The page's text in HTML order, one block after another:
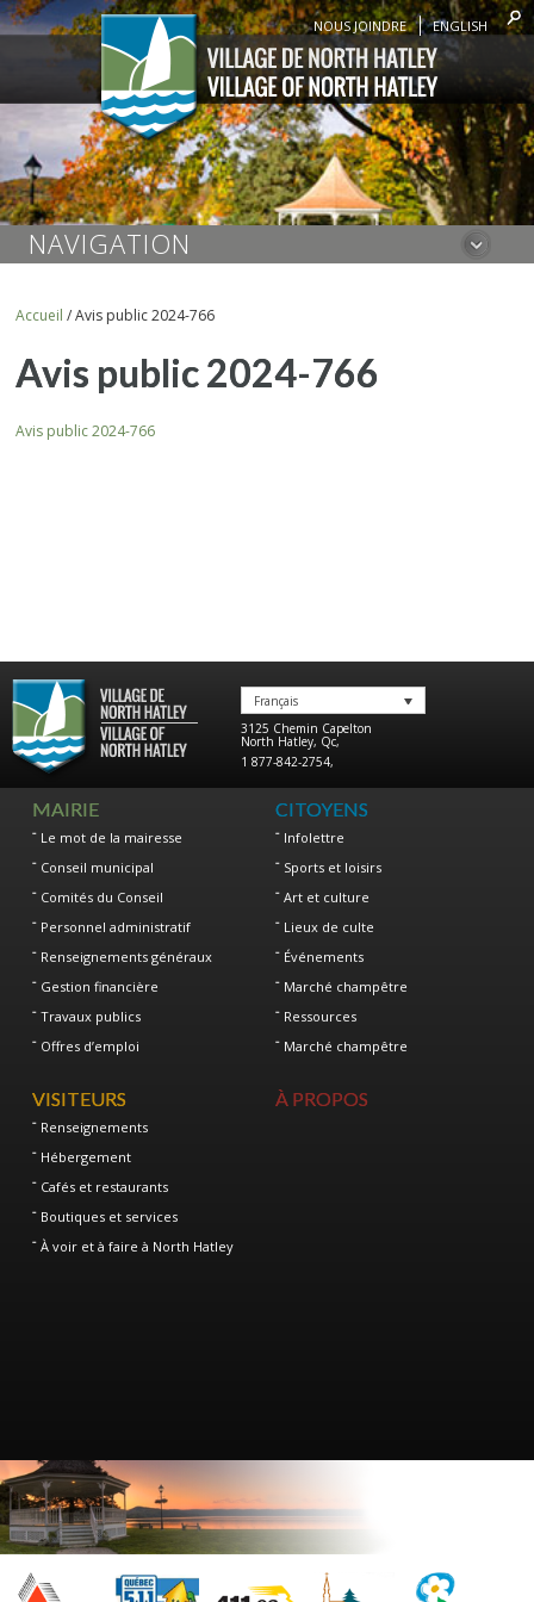
NOUS JOINDRE ENGLISH
NAVIGATION
Accueil /Avis public 2024-766
Avis public 2024-766
Avis public 2024-766
Français
3125 Chemin Capelton
North Hatley, Qc,
1 877-842-2754,
MAIRIE
Le mot de la mairesse
Conseil municipal
Comités du Conseil
Personnel administratif
Renseignements généraux
Gestion financière
Travaux publics
Offres d’emploi
CITOYENS
Infolettre
Sports et loisirs
Art et culture
Lieux de culte
Événements
Marché champêtre
Ressources
Marché champêtre
VISITEURS
Renseignements
Hébergement
Cafés et restaurants
Boutiques et services
À voir et à faire à North Hatley
À PROPOS